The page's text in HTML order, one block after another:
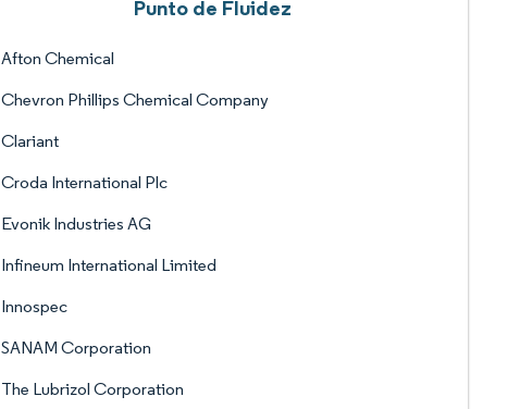
Punto de Fluidez
Afton Chemical
Chevron Phillips Chemical Company
Clariant
Croda International Plc
Evonik Industries AG
Infineum International Limited
Innospec
SANAM Corporation
The Lubrizol Corporation